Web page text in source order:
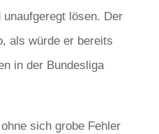
lösen. Der
als würde er bereits
in der Bundesliga
sich grobe Fehler